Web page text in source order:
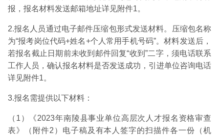
报，报名材料发送邮箱地址详见附件1。
2.报名人员通过电子邮件压缩包形式发送材料。压缩包名称
为“报考岗位代码+姓名+个人常用手机号码”。材料发送后，
若报名截止日期前未收到邮件回复“收到”二字，须电话联系
工作人员，确认报名材料是否发送成功，引进单位咨询电话
详见附件1。
3.报名需提供以下材料：
（1）《2023年南陵县事业单位高层次人才报名资格审查
表》（附件2）电子稿及有本人签字的扫描件各一份（机